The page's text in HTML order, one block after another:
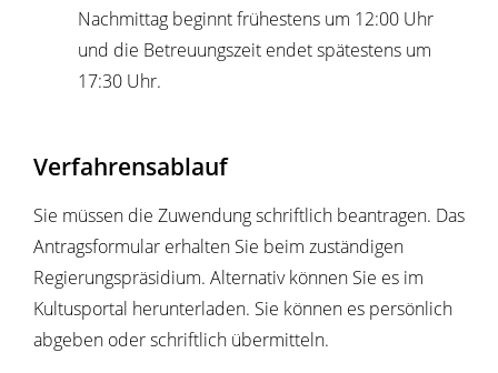
Nachmittag beginnt frühestens um 12:00 Uhr
und die Betreuungszeit endet spätestens um
17:30 Uhr.
Verfahrensablauf
Sie müssen die Zuwendung schriftlich beantragen. Das
Antragsformular erhalten Sie beim zuständigen
Regierungspräsidium. Alternativ können Sie es im
Kultusportal herunterladen. Sie können es persönlich
abgeben oder schriftlich übermitteln.